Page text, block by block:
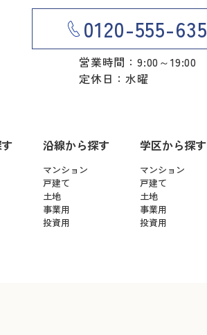
0120-555-635
営業時間：9:00～19:00
定休日：水曜
沿線から探す
マンション
戸建て
土地
事業用
投資用
学区から探す
マンション
戸建て
土地
事業用
投資用